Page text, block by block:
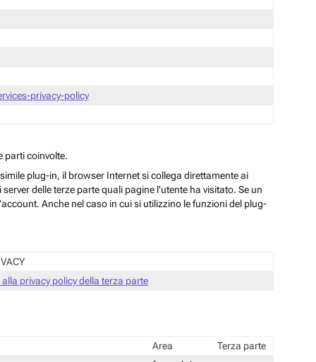
privacy-policy
parti coinvolte.
plug-in, il browser Internet si collega direttamente ai
delle terze parte quali pagine l'utente ha visitato. Se un
Anche nel caso in cui si utilizzino le funzioni del plug-
alla privacy policy della terza parte
Area
Terza parte